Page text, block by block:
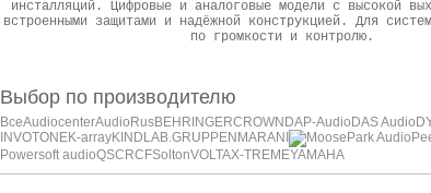
инсталляций. Цифровые и аналоговые модели с высокой
встроенными защитами и надёжной конструкцией. Для
по громкости и контролю.
Выбор по производителю
ВсеAudiocenterAudioRusBEHRINGERCROWN DAP-Audio DAS Audio
INVOTONEK-arrayKIND LAB.GRUPPEN MARANI Moose Park Audio
Powersoft audioQSC RCFSoltonVOLTAX-TREMEYAMAHA